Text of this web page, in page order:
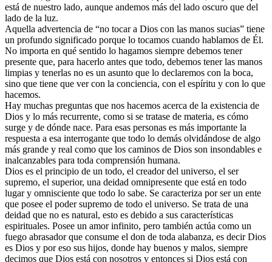
está de nuestro lado, aunque andemos más del lado oscuro que del
lado de la luz.
Aquella advertencia de “no tocar a Dios con las manos sucias” tiene
un profundo significado porque lo tocamos cuando hablamos de Él.
No importa en qué sentido lo hagamos siempre debemos tener
presente que, para hacerlo antes que todo, debemos tener las manos
limpias y tenerlas no es un asunto que lo declaremos con la boca,
sino que tiene que ver con la conciencia, con el espíritu y con lo que
hacemos.
Hay muchas preguntas que nos hacemos acerca de la existencia de
Dios y lo más recurrente, como si se tratase de materia, es cómo
surge y de dónde nace. Para esas personas es más importante la
respuesta a esa interrogante que todo lo demás olvidándose de algo
más grande y real como que los caminos de Dios son insondables e
inalcanzables para toda comprensión humana.
Dios es el principio de un todo, el creador del universo, el ser
supremo, el superior, una deidad omnipresente que está en todo
lugar y omnisciente que todo lo sabe. Se caracteriza por ser un ente
que posee el poder supremo de todo el universo. Se trata de una
deidad que no es natural, esto es debido a sus características
espirituales. Posee un amor infinito, pero también actúa como un
fuego abrasador que consume el don de toda alabanza, es decir Dios
es Dios y por eso sus hijos, donde hay buenos y malos, siempre
decimos que Dios está con nosotros y entonces si Dios está con